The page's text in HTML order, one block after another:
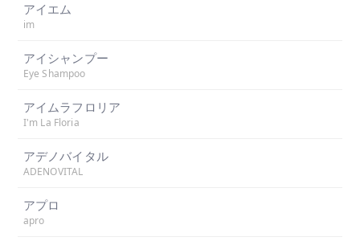
アイエム
im
アイシャンプー
Eye Shampoo
アイムラフロリア
I'm La Floria
アデノバイタル
ADENOVITAL
アプロ
apro